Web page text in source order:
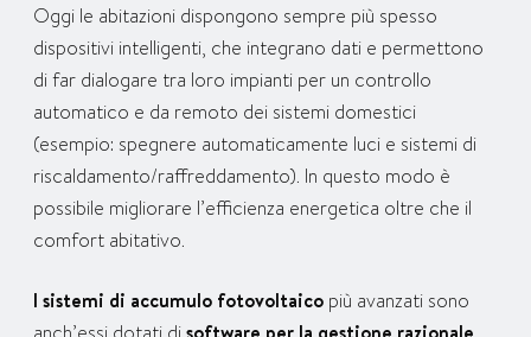
Oggi le abitazioni dispongono sempre più spesso
dispositivi intelligenti, che integrano dati e permettono
di far dialogare tra loro impianti per un controllo
automatico e da remoto dei sistemi domestici
(esempio: spegnere automaticamente luci e sistemi di
riscaldamento/raffreddamento). In questo modo è
possibile migliorare l’efficienza energetica oltre che il
comfort abitativo.
I sistemi di accumulo fotovoltaico più avanzati sono